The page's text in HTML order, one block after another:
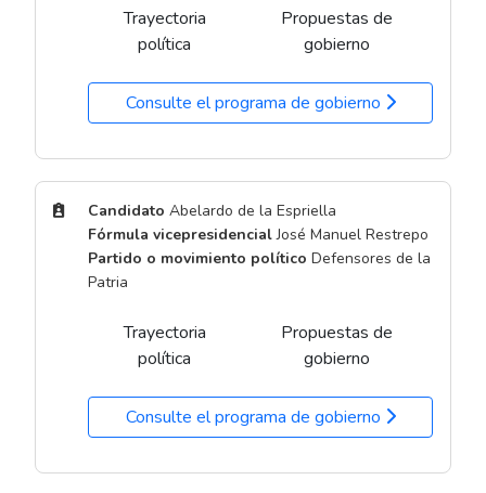
Trayectoria
política
Propuestas de
gobierno
Consulte el programa de gobierno
Candidato Abelardo de la Espriella
Fórmula vicepresidencialJosé Manuel Restrepo
Partido o movimiento político Defensores de la
Patria
Trayectoria
política
Propuestas de
gobierno
Consulte el programa de gobierno